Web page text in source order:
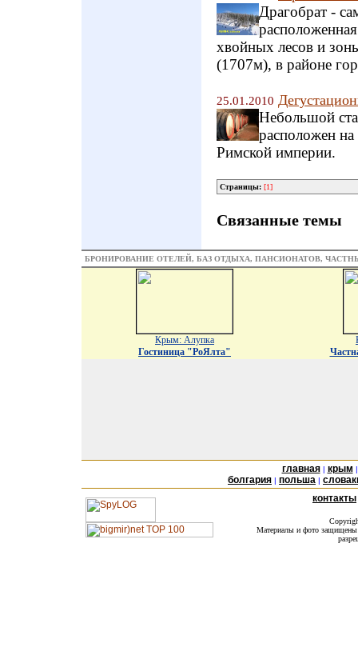
Драгобрат -
хвойных лесов и
(1707м), в районе
25.01.2010
Небольшой
расположен на
Римской империи.
Страницы: [1]
Связанные темы
БРОНИРОВАНИЕ ОТЕЛЕЙ, БАЗ ОТДЫХА, ПАНСИОНАТОВ,
Крым: Алупка
Гостиница "РоЯлта"
главная| крым
болгария | польша |
контакты
Материалы и фото защищены